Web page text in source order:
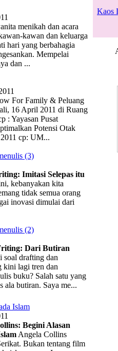
menikah dan acara
kawan dan keluarga
hari yang berbahagia
Mempelai
dan ...
For Family & Peluang
16 April 2011 di Ruang
: Yayasan Pusat
Potensi Otak
cp: UM...
(3)
Imitasi Selepas itu
kebanyakan kita
tidak semua orang
inovasi dimulai dari
(2)
Dari Butiran
soal drafting dan
kini lagi tren dan
buku? Salah satu yang
ala butiran. Saya me...
Islam
Begini Alasan
Angela Collins
Bukan tentang film
Kaos